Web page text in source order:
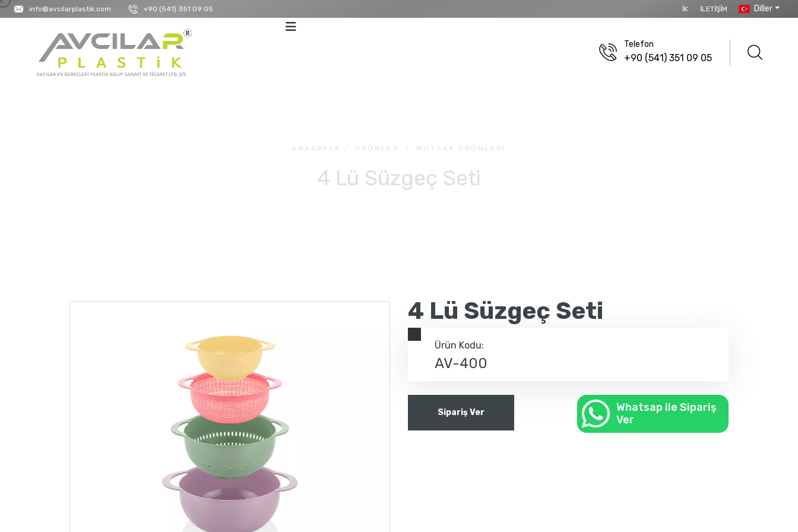
info@avcilarplastik.com +90 (541) 351 09 05 İK İLETIŞIM Diller
Telefon
+90 (541) 351 09 05
ANASAYFA / ÜRÜNLER / MUTFAK ÜRÜNLERI
4 Lü Süzgeç Seti
4 Lü Süzgeç Seti
Ürün Kodu:
AV-400
Sipariş Ver
Whatsap ile Sipariş
Ver